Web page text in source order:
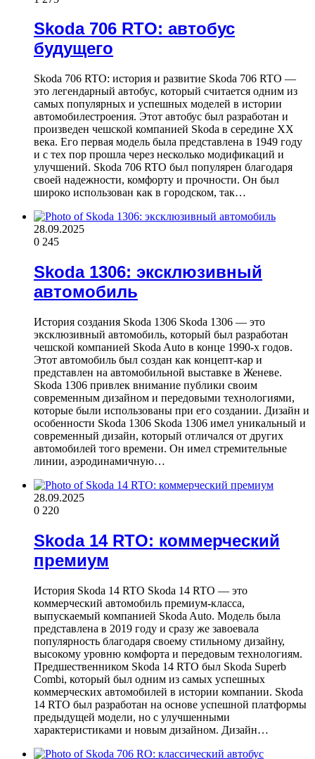
Skoda 706 RTO: автобус
будущего
Skoda 706 RTO: история и развитие Skoda 706 RTO —
это легендарный автобус, который считается одним из
самых популярных и успешных моделей в истории
автомобилестроения. Этот автобус был разработан и
произведен чешской компанией Skoda в середине XX
века. Его первая модель была представлена в 1949 году
и с тех пор прошла через несколько модификаций и
улучшений. Skoda 706 RTO был популярен благодаря
своей надежности, комфорту и прочности. Он был
широко использован как в городском, так…
28.09.2025
0 245
Skoda 1306: эксклюзивный
автомобиль
История создания Skoda 1306 Skoda 1306 — это
эксклюзивный автомобиль, который был разработан
чешской компанией Skoda Auto в конце 1990-х годов.
Этот автомобиль был создан как концепт-кар и
представлен на автомобильной выставке в Женеве.
Skoda 1306 привлек внимание публики своим
современным дизайном и передовыми технологиями,
которые были использованы при его создании. Дизайн и
особенности Skoda 1306 Skoda 1306 имел уникальный и
современный дизайн, который отличался от других
автомобилей того времени. Он имел стремительные
линии, аэродинамичную…
28.09.2025
0 220
Skoda 14 RTO: коммерческий
премиум
История Skoda 14 RTO Skoda 14 RTO — это
коммерческий автомобиль премиум-класса,
выпускаемый компанией Skoda Auto. Модель была
представлена в 2019 году и сразу же завоевала
популярность благодаря своему стильному дизайну,
высокому уровню комфорта и передовым технологиям.
Предшественником Skoda 14 RTO был Skoda Superb
Combi, который был одним из самых успешных
коммерческих автомобилей в истории компании. Skoda
14 RTO был разработан на основе успешной платформы
предыдущей модели, но с улучшенными
характеристиками и новым дизайном. Дизайн…